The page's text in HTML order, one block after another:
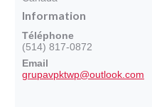
Information
Téléphone
(514) 817-0872
Email
grupavpktwp@outlook.com